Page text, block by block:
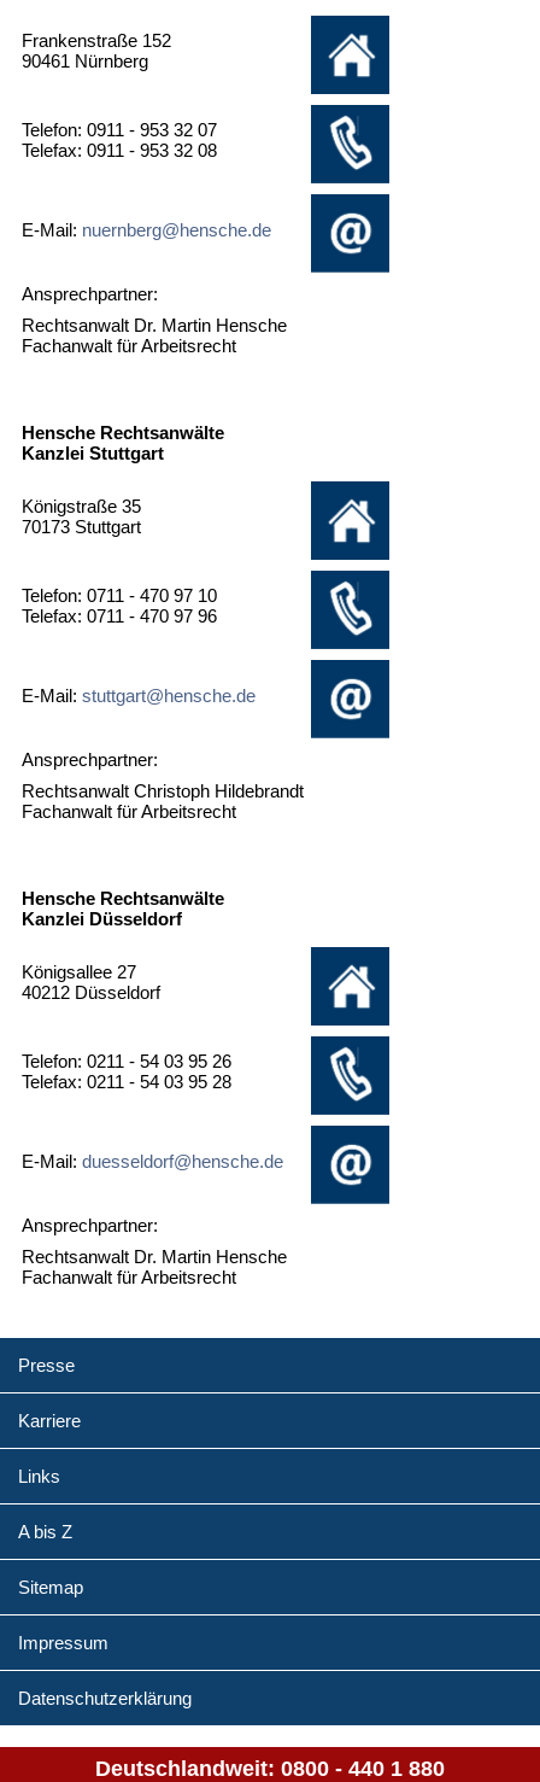
Frankenstraße 152
90461 Nürnberg
Telefon: 0911 - 953 32 07
Telefax: 0911 - 953 32 08
E-Mail: nuernberg@hensche.de
Ansprechpartner:
Rechtsanwalt Dr. Martin Hensche
Fachanwalt für Arbeitsrecht
Hensche Rechtsanwälte
Kanzlei Stuttgart
Königstraße 35
70173 Stuttgart
Telefon: 0711 - 470 97 10
Telefax: 0711 - 470 97 96
E-Mail: stuttgart@hensche.de
Ansprechpartner:
Rechtsanwalt Christoph Hildebrandt
Fachanwalt für Arbeitsrecht
Hensche Rechtsanwälte
Kanzlei Düsseldorf
Königsallee 27
40212 Düsseldorf
Telefon: 0211 - 54 03 95 26
Telefax: 0211 - 54 03 95 28
E-Mail: duesseldorf@hensche.de
Ansprechpartner:
Rechtsanwalt Dr. Martin Hensche
Fachanwalt für Arbeitsrecht
Presse
Karriere
Links
A bis Z
Sitemap
Impressum
Datenschutzerklärung
Deutschlandweit: 0800 - 440 1 880